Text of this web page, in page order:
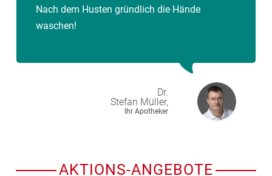
Nach dem Husten gründlich die Hände
waschen!
Dr.
Stefan Müller,
Ihr Apotheker
AKTIONS-ANGEBOTE